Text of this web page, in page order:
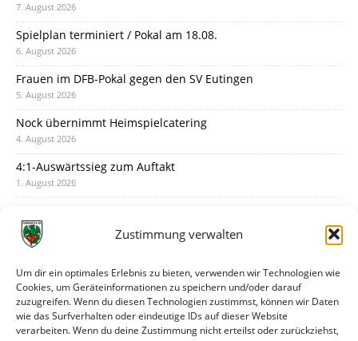
Zustimmung verwalten
Um dir ein optimales Erlebnis zu bieten, verwenden wir Technologien wie
Cookies, um Geräteinformationen zu speichern und/oder darauf
zuzugreifen. Wenn du diesen Technologien zustimmst, können wir Daten
wie das Surfverhalten oder eindeutige IDs auf dieser Website
verarbeiten. Wenn du deine Zustimmung nicht erteilst oder zurückziehst,
7. August 2026
Spielplan terminiert / Pokal am 18.08.
6. August 2026
Frauen im DFB-Pokal gegen den SV Eutingen
5. August 2026
Nock übernimmt Heimspielcatering
4. August 2026
4:1-Auswärtssieg zum Auftakt
1. August 2026
31. Juli 2026
30. Juli 2026
Deine Spielminute: 89+1
28. Juli 2026